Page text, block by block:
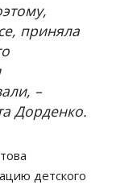
приняла
–
Дорденко.
детского